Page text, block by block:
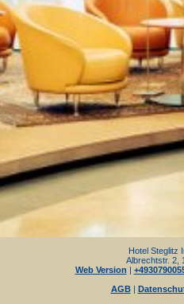
Hotel Steglitz
Albrechtstr. 2,
Web Version |
AGB|